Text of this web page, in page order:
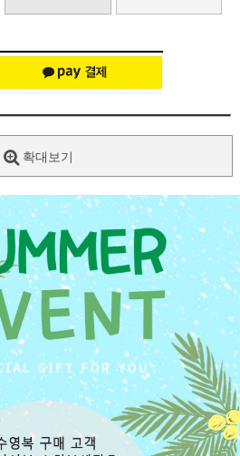
확대보기